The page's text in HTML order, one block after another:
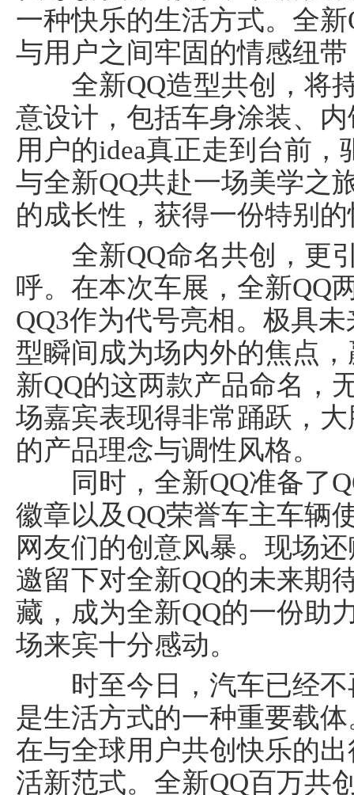
一种快乐的生活方式。全
与用户之间牢固的情感纽
全新QQ造型共创，将
意设计，包括车身涂装、
用户的idea真正走到台前
与全新QQ共赴一场美学之
的成长性，获得一份特别
全新QQ命名共创，更
呼。在本次车展，全新QQ
QQ3作为代号亮相。极具
型瞬间成为场内外的焦点
新QQ的这两款产品命名，
场嘉宾表现得非常踊跃，
的产品理念与调性风格。
同时，全新QQ准备了
徽章以及QQ荣誉车主车辆
网友们的创意风暴。现场
邀留下对全新QQ的未来期
藏，成为全新QQ的一份助
场来宾十分感动。
时至今日，汽车已经不
是生活方式的一种重要载
在与全球用户共创快乐的
活新范式。全新QQ百万共